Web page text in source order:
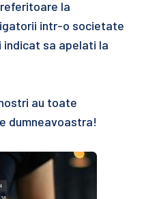
la
intr-o societate
indicat sa apelati la
au toate
dumneavoastra!